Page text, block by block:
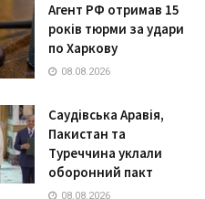
Агент РФ отримав 15
років тюрми за удари
по Харкову
08.08.2026
Саудівська Аравія,
Пакистан та
Туреччина уклали
оборонний пакт
08.08.2026